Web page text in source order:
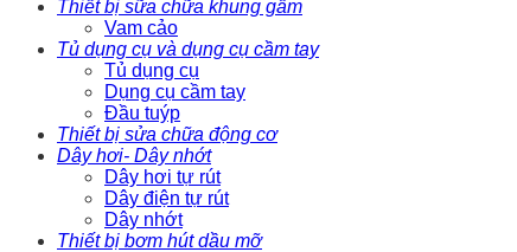
Thiết bị sữa chữa khung gầm
Vam cảo
Tủ dụng cụ và dụng cụ cầm tay
Tủ dụng cụ
Dụng cụ cầm tay
Đầu tuýp
Thiết bị sửa chữa động cơ
Dây hơi- Dây nhớt
Dây hơi tự rút
Dây điện tự rút
Dây nhớt
Thiết bị bơm hút dầu mỡ